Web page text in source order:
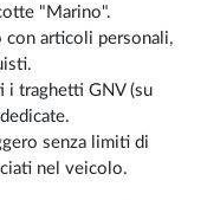
"Marino".
con articoli personali,
i traghetti GNV (su
senza limiti di
nel veicolo.